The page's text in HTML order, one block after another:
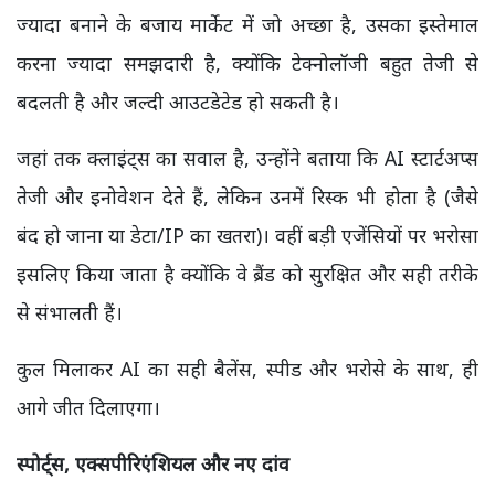
ज्यादा बनाने के बजाय मार्केट में जो अच्छा है, उसका इस्तेमाल
करना ज्यादा समझदारी है, क्योंकि टेक्नोलॉजी बहुत तेजी से
बदलती है और जल्दी आउटडेटेड हो सकती है।
जहां तक क्लाइंट्स का सवाल है, उन्होंने बताया कि AI स्टार्टअप्स
तेजी और इनोवेशन देते हैं, लेकिन उनमें रिस्क भी होता है (जैसे
बंद हो जाना या डेटा/IP का खतरा)। वहीं बड़ी एजेंसियों पर भरोसा
इसलिए किया जाता है क्योंकि वे ब्रैंड को सुरक्षित और सही तरीके
से संभालती हैं।
कुल मिलाकर AI का सही बैलेंस, स्पीड और भरोसे के साथ, ही
आगे जीत दिलाएगा।
स्पोर्ट्स, एक्सपीरिएंशियल और नए दांव